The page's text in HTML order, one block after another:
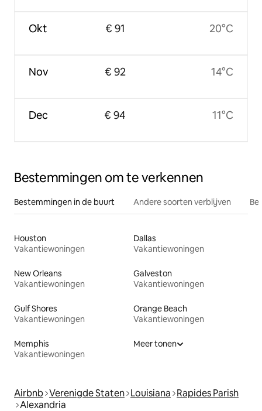
Okt
Nov
Dec
€ 91
€ 92
€ 94
20°C
14°C
11°C
Bestemmingen om te verkennen
Bestemmingen in de buurt Andere soorten verblijven
Houston
Vakantiewoningen
Dallas
Vakantiewoningen
New Orleans
Vakantiewoningen
Galveston
Vakantiewoningen
Gulf Shores
Vakantiewoningen
Orange Beach
Vakantiewoningen
Memphis
Vakantiewoningen
Meer tonen
Airbnb Verenigde Staten Louisiana Rapides Parish
Alexandria